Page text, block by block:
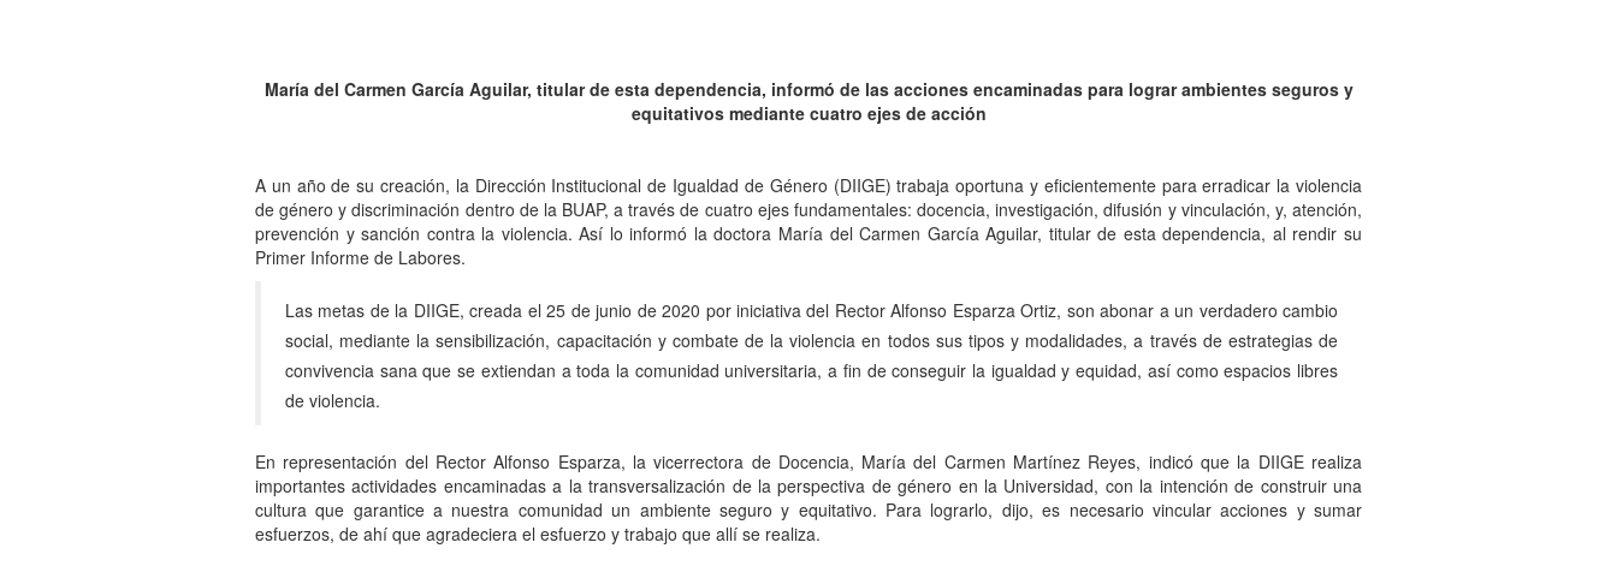
María del Carmen García Aguilar, titular de esta dependencia, informó de las acciones encaminadas para lograr ambientes seguros y
equitativos mediante cuatro ejes de acción
A un año de su creación, la Dirección Institucional de Igualdad de Género (DIIGE) trabaja oportuna y eficientemente para erradicar la violencia
de género y discriminación dentro de la BUAP, a través de cuatro ejes fundamentales: docencia, investigación, difusión y vinculación, y, atención,
prevención y sanción contra la violencia. Así lo informó la doctora María del Carmen García Aguilar, titular de esta dependencia, al rendir su
Primer Informe de Labores.
Las metas de la DIIGE, creada el 25 de junio de 2020 por iniciativa del Rector Alfonso Esparza Ortiz, son abonar a un verdadero cambio
social, mediante la sensibilización, capacitación y combate de la violencia en todos sus tipos y modalidades, a través de estrategias de
convivencia sana que se extiendan a toda la comunidad universitaria, a fin de conseguir la igualdad y equidad, así como espacios libres
de violencia.
En representación del Rector Alfonso Esparza, la vicerrectora de Docencia, María del Carmen Martínez Reyes, indicó que la DIIGE realiza
importantes actividades encaminadas a la transversalización de la perspectiva de género en la Universidad, con la intención de construir una
cultura que garantice a nuestra comunidad un ambiente seguro y equitativo. Para lograrlo, dijo, es necesario vincular acciones y sumar
esfuerzos, de ahí que agradeciera el esfuerzo y trabajo que allí se realiza.